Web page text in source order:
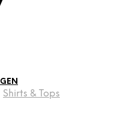
Shirts & Tops